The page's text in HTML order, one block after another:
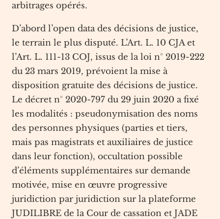
arbitrages opérés.
D’abord l’open data des décisions de justice,
le terrain le plus disputé. L’Art. L. 10 CJA et
l’Art. L. 111-13 COJ, issus de la loi n° 2019-222
du 23 mars 2019, prévoient la mise à
disposition gratuite des décisions de justice.
Le décret n° 2020-797 du 29 juin 2020 a fixé
les modalités : pseudonymisation des noms
des personnes physiques (parties et tiers,
mais pas magistrats et auxiliaires de justice
dans leur fonction), occultation possible
d’éléments supplémentaires sur demande
motivée, mise en œuvre progressive
juridiction par juridiction sur la plateforme
JUDILIBRE de la Cour de cassation et JADE